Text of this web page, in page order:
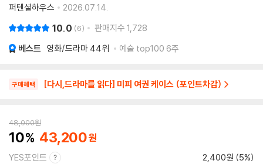
퍼텐셜하우스
2026.07.14.
10.0 6 판매지수 1,728
베스트 영화/드라마 44위 예술 top100 6주
구매혜택 [다시,드라마를 읽다] 미피 여권 케이스 (포인트차감)
48,000원
10 43,200
YES포인트 2,400원 (5%)